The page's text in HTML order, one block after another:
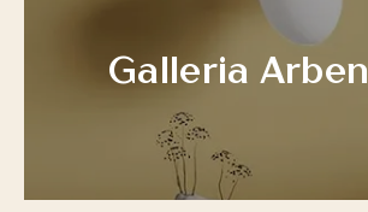
Galleria Arben